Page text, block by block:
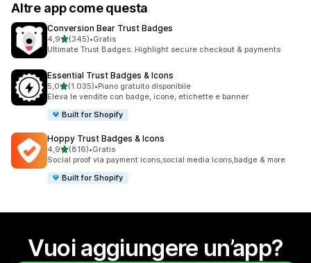
Altre app come questa
Conversion Bear Trust Badges
4,9stelle su 5
(345)
345 recensioni totali
•Gratis
Ultimate Trust Badges: Highlight secure checkout & payments
Essential Trust Badges & Icons
5,0stelle su 5
(1.035)
1035 recensioni totali
•Piano gratuito disponibile
Eleva le vendite con badge, icone, etichette e banner
Built for Shopify
Hoppy Trust Badges & Icons
4,9stelle su 5
(816)
816 recensioni totali
•Gratis
Social proof via payment icons,social media icons,badge & more
Built for Shopify
Vuoi aggiungere un’app?